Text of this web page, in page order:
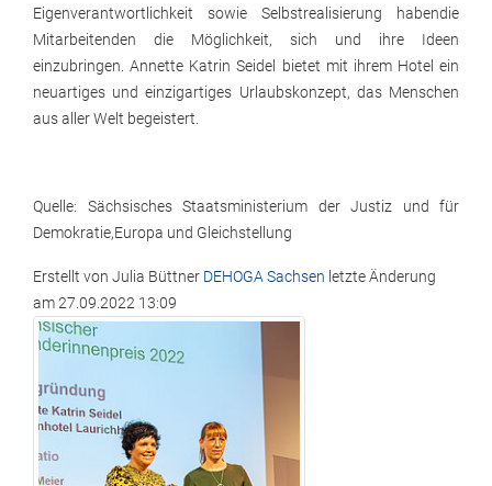
Eigenverantwortlichkeit sowie Selbstrealisierung habendie
Mitarbeitenden die Möglichkeit, sich und ihre Ideen
einzubringen. Annette Katrin Seidel bietet mit ihrem Hotel ein
neuartiges und einzigartiges Urlaubskonzept, das Menschen
aus aller Welt begeistert.
Quelle: Sächsisches Staatsministerium der Justiz und für
Demokratie,Europa und Gleichstellung
Erstellt von Julia Büttner DEHOGA Sachsen letzte Änderung
am27.09.2022 13:09